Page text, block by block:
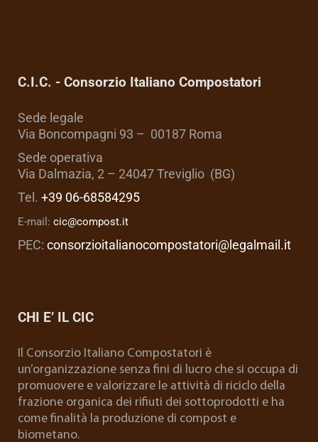
C.I.C. - Consorzio Italiano Compostatori
Sede legale
Via Boncompagni 93 – 00187 Roma
Sede operativa
Via Dalmazia, 2 – 24047 Treviglio (BG)
Tel. +39 06-68584295
E-mail: cic@compost.it
PEC: consorzioitalianocompostatori@legalmail.it
CHI E’ IL CIC
Il Consorzio Italiano Compostatori è
un’organizzazione senza fini di lucro che si occupa di
promuovere e valorizzare le attività di riciclo della
frazione organica dei rifiuti dei sottoprodotti e ha
come finalità la produzione di compost e
biometano.